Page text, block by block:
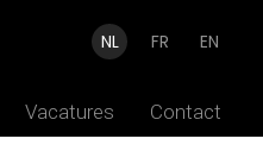
NL FR EN
Vacatures Contact